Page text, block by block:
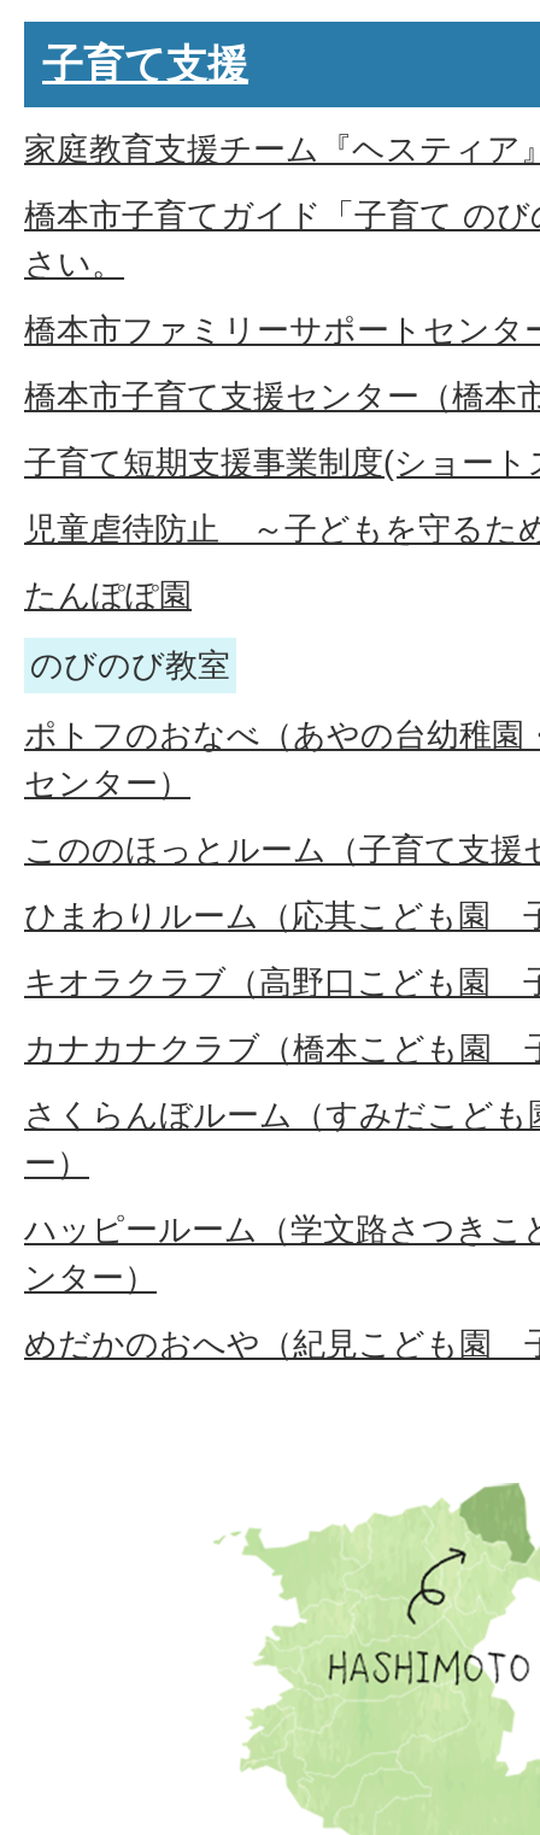
子育て支援
家庭教育支援チーム『ヘスティア
橋本市子育てガイド「子育て の
さい。
橋本市ファミリーサポートセンタ
橋本市子育て支援センター（橋本
子育て短期支援事業制度(ショー
児童虐待防止 ～子どもを守るた
たんぽぽ園
のびのび教室
ポトフのおなべ（あやの台幼稚
センター）
こののほっとルーム（子育て支援
ひまわりルーム（応其こども園
キオラクラブ（高野口こども園
カナカナクラブ（橋本こども園
さくらんぼルーム（すみだこど
ー）
ハッピールーム（学文路さつき
ンター）
めだかのおへや（紀見こども園